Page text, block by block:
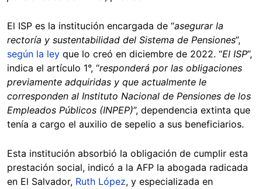
El ISP es la institución encargada de “asegurar la
rectoría y sustentabilidad del Sistema de Pensiones”,
según la ley que lo creó en diciembre de 2022. “El ISP”,
indica el artículo 1°, “responderá por las obligaciones
previamente adquiridas y que actualmente le
corresponden al Instituto Nacional de Pensiones de los
Empleados Públicos (INPEP)”, dependencia extinta que
tenía a cargo el auxilio de sepelio a sus beneficiarios.
Esta institución absorbió la obligación de cumplir esta
prestación social, indicó a la AFP la abogada radicada
en El Salvador, Ruth López, y especializada en